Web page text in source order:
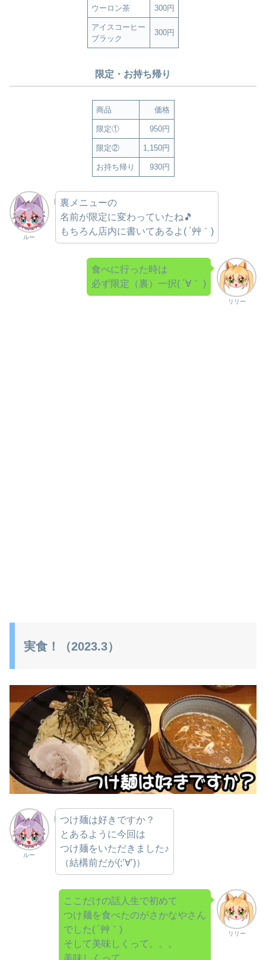
ウーロン茶 300円
アイスコーヒー
ブラック
300円
限定・お持ち帰り
商品 価格
限定① 950円
限定② 1,150円
お持ち帰り 930円
ルー
裏メニューの
名前が限定に変わっていたね🎵
もちろん店内に書いてあるよ( ´艸｀)
リリー
食べに行った時は
必ず限定（裏）一択( ´∀｀ )
実食！（2023.3）
ルー
つけ麺は好きですか？
とあるように今回は
つけ麺をいただきました♪
（結構前だが(;’∀’)）
リリー
ここだけの話人生で初めて
つけ麺を食べたのがさかなやさん
でした( ´艸｀)
そして美味しくって。。。